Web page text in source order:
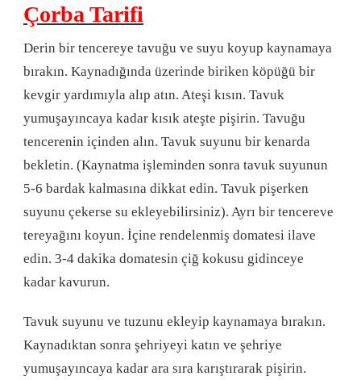
Çorba Tarifi
Derin bir tencereye tavuğu ve suyu koyup kaynamaya
bırakın. Kaynadığında üzerinde biriken köpüğü bir
kevgir yardımıyla alıp atın. Ateşi kısın. Tavuk
yumuşayıncaya kadar kısık ateşte pişirin. Tavuğu
tencerenin içinden alın. Tavuk suyunu bir kenarda
bekletin. (Kaynatma işleminden sonra tavuk suyunun
5-6 bardak kalmasına dikkat edin. Tavuk pişerken
suyunu çekerse su ekleyebilirsiniz). Ayrı bir tencereve
tereyağını koyun. İçine rendelenmiş domatesi ilave
edin. 3-4 dakika domatesin çiğ kokusu gidinceye
kadar kavurun.
Tavuk suyunu ve tuzunu ekleyip kaynamaya bırakın.
Kaynadıktan sonra şehriyeyi katın ve şehriye
yumuşayıncaya kadar ara sıra karıştırarak pişirin.